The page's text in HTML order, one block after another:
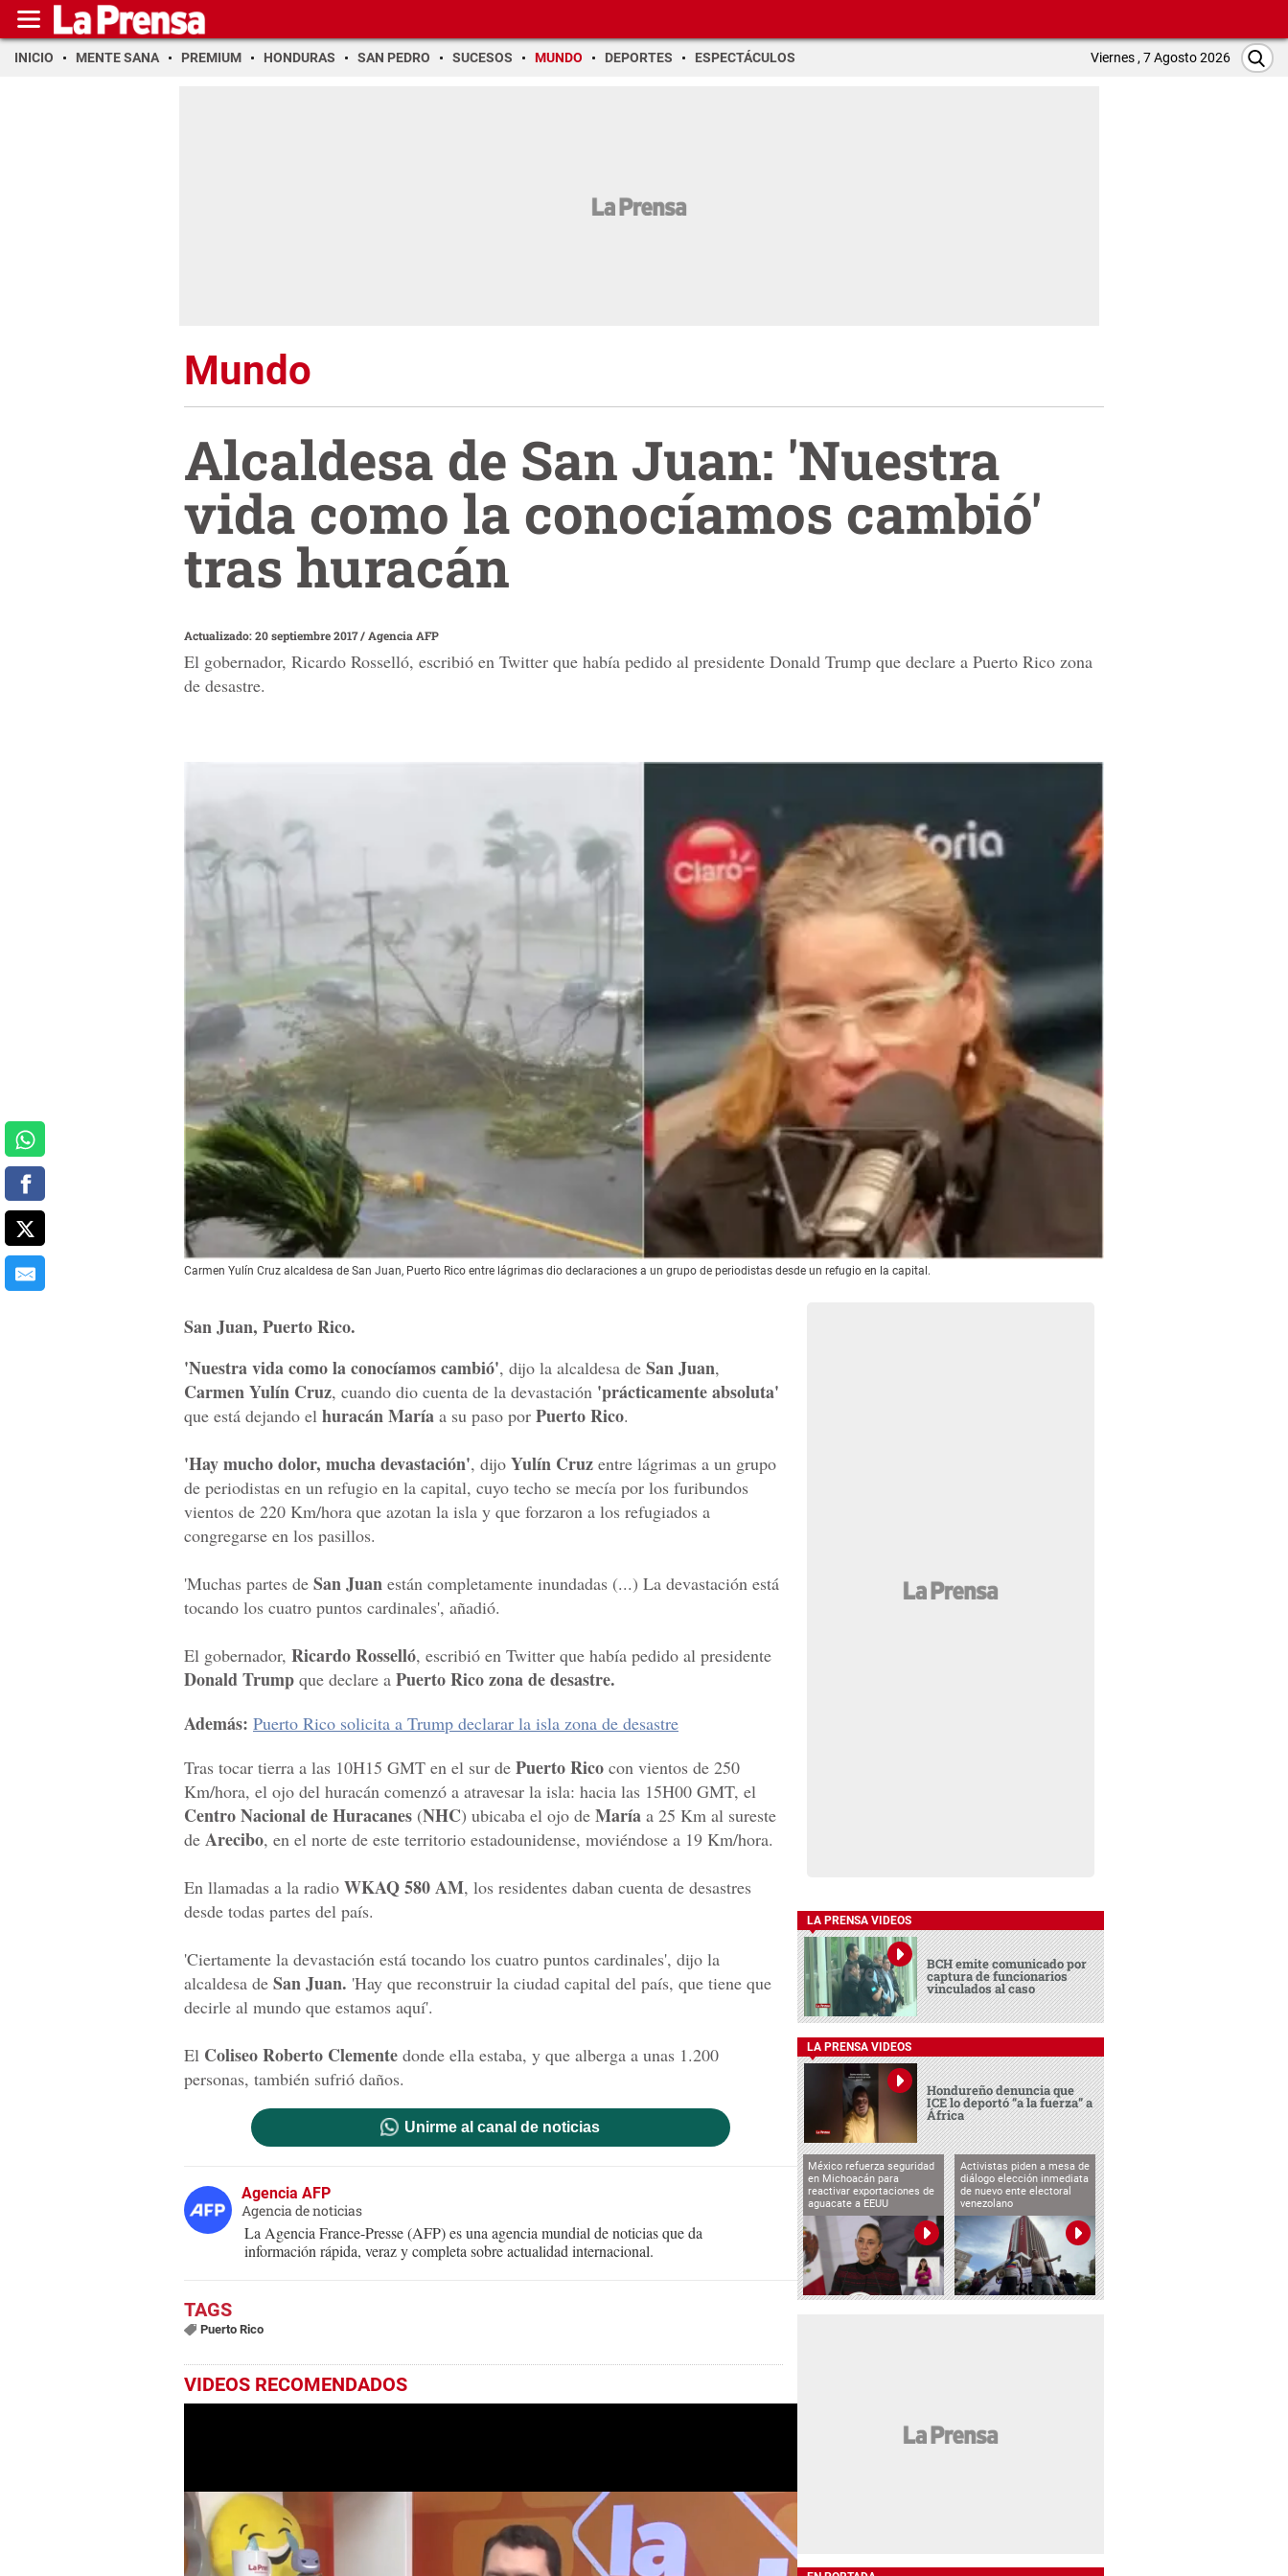
INICIO MENTE SANA PREMIUM HONDURAS SAN PEDRO SUCESOS MUNDO DEPORTES ESPECTÁCULOS Viernes , 7 Agosto 2026
Mundo
Alcaldesa de San Juan: 'Nuestra
vida como la conocíamos cambió'
tras huracán
Actualizado: 20 septiembre 2017/ Agencia AFP
El gobernador, Ricardo Rosselló, escribió en Twitter que había pedido al presidente Donald Trump que declare a Puerto Rico zona
de desastre.
Carmen Yulín Cruz alcaldesa de San Juan, Puerto Rico entre lágrimas dio declaraciones a un grupo de periodistas desde un refugio en la capital.
San Juan, Puerto Rico.
'Nuestra vida como la conocíamos cambió', dijo la alcaldesa de San Juan,
Carmen Yulín Cruz, cuando dio cuenta de la devastación 'prácticamente absoluta'
que está dejando el huracán María a su paso por Puerto Rico.
'Hay mucho dolor, mucha devastación', dijo Yulín Cruz entre lágrimas a un grupo
de periodistas en un refugio en la capital, cuyo techo se mecía por los furibundos
vientos de 220 Km/hora que azotan la isla y que forzaron a los refugiados a
congregarse en los pasillos.
'Muchas partes de San Juan están completamente inundadas (...) La devastación está
tocando los cuatro puntos cardinales', añadió.
El gobernador, Ricardo Rosselló, escribió en Twitter que había pedido al presidente
Donald Trump que declare a Puerto Rico zona de desastre.
Además: Puerto Rico solicita a Trump declarar la isla zona de desastre
Tras tocar tierra a las 10H15 GMT en el sur de Puerto Rico con vientos de 250
Km/hora, el ojo del huracán comenzó a atravesar la isla: hacia las 15H00 GMT, el
Centro Nacional de Huracanes (NHC) ubicaba el ojo de María a 25 Km al sureste
de Arecibo, en el norte de este territorio estadounidense, moviéndose a 19 Km/hora.
En llamadas a la radio WKAQ 580 AM, los residentes daban cuenta de desastres
desde todas partes del país.
'Ciertamente la devastación está tocando los cuatro puntos cardinales', dijo la
alcaldesa de San Juan. 'Hay que reconstruir la ciudad capital del país, que tiene que
decirle al mundo que estamos aquí'.
El Coliseo Roberto Clemente donde ella estaba, y que alberga a unas 1.200
personas, también sufrió daños.
Unirme al canal de noticias
Agencia AFP
Agencia de noticias
La Agencia France-Presse (AFP) es una agencia mundial de noticias que da
información rápida, veraz y completa sobre actualidad internacional.
Puerto Rico
VIDEOS RECOMENDADOS
LA PRENSA VIDEOS
BCH emite comunicado por
captura de funcionarios
vinculados al caso
LA PRENSA VIDEOS
Hondureño denuncia que
ICE lo deportó “a la fuerza” a
África
México refuerza seguridad
en Michoacán para
reactivar exportaciones de
aguacate a EEUU
Activistas piden a mesa de
diálogo elección inmediata
de nuevo ente electoral
venezolano